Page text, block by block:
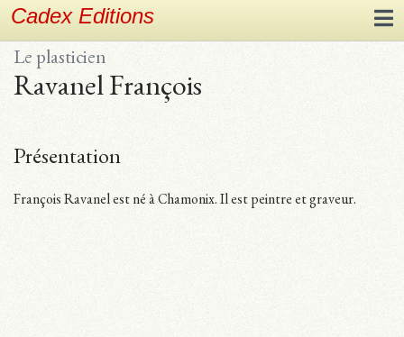
Cadex Editions
Le plasticien
Ravanel François
Présentation
François Ravanel est né à Chamonix. Il est peintre et graveur.